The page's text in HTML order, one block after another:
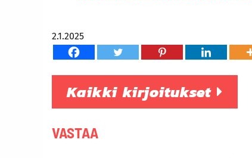
2.1.2025
Kaikki kirjoitukset
VASTAA